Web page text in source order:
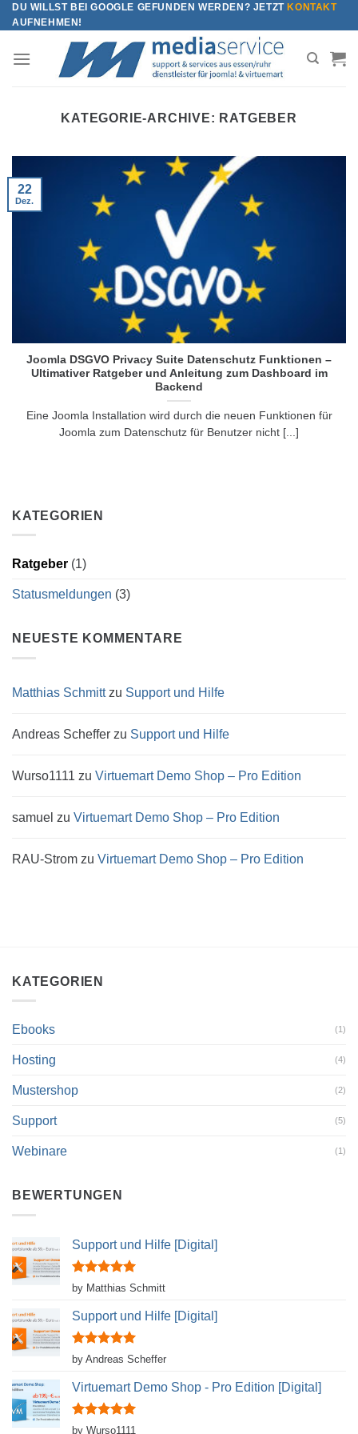
Zum
Inhalt
DU WILLST BEI GOOGLE GEFUNDEN WERDEN? JETZT KONTAKT
AUFNEHMEN!
KATEGORIE-ARCHIVE: RATGEBER
Joomla DSGVO Privacy Suite Datenschutz Funktionen –
Ultimativer Ratgeber und Anleitung zum Dashboard im
Backend
Eine Joomla Installation wird durch die neuen Funktionen für
Joomla zum Datenschutz für Benutzer nicht [...]
22
Dez.
KATEGORIEN
Ratgeber (1)
Statusmeldungen (3)
NEUESTE KOMMENTARE
Matthias Schmittzu Support und Hilfe
Andreas Scheffer zu Support und Hilfe
Wurso1111 zu Virtuemart Demo Shop – Pro Edition
samuel zu Virtuemart Demo Shop – Pro Edition
RAU-Strom zu Virtuemart Demo Shop – Pro Edition
KATEGORIEN
Ebooks (1)
Hosting (4)
Mustershop (2)
Support (5)
Webinare (1)
BEWERTUNGEN
Support und Hilfe [Digital]
Rated5
out of 5
by Matthias Schmitt
Support und Hilfe [Digital]
Rated5
out of 5
by Andreas Scheffer
Virtuemart Demo Shop - Pro Edition [Digital]
Rated5
by Wurso1111